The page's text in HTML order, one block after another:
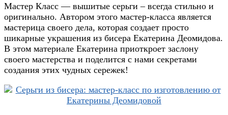
Мастер Класс — вышитые серьги – всегда стильно и
оригинально. Автором этого мастер-класса является
мастерица своего дела, которая создает просто
шикарные украшения из бисера Екатерина Деомидова.
В этом материале Екатерина приоткроет заслону
своего мастерства и поделится с нами секретами
создания этих чудных сережек!